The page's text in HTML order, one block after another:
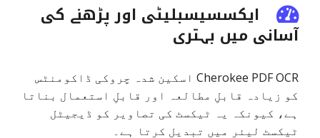
ایکسسیسبلیٹی اور پڑھنے کی
آسانی میں بہتری
Cherokee PDF OCR اسکین شدہ چروکی ڈاکومنٹس
کو زیادہ قابلِ مطالعہ اور قابلِ استعمال بناتا
ہے، کیونکہ یہ ٹیکسٹ کی تصاویر کو ڈیجیٹل
ٹیکسٹ لیئر میں تبدیل کرتا ہے۔